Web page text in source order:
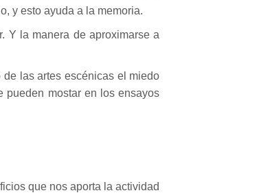
y esto ayuda a la memoria.
Y la manera de aproximarse a
las artes escénicas el miedo
pueden mostar en los ensayos
que nos aporta la actividad